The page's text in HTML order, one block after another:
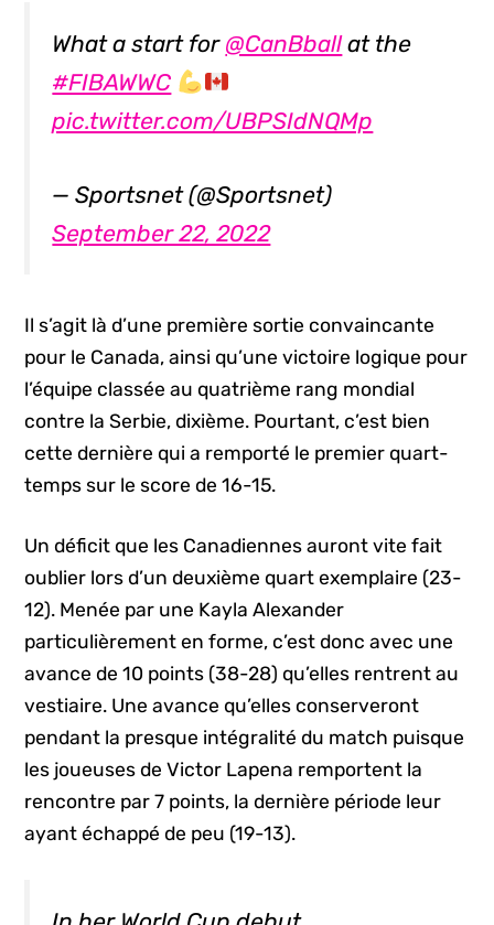
What a start for @CanBballat the
#FIBAWWC
pic.twitter.com/UBPSIdNQMp
— Sportsnet (@Sportsnet)
September 22, 2022
Il s’agit là d’une première sortie convaincante
pour le Canada, ainsi qu’une victoire logique pour
l’équipe classée au quatrième rang mondial
contre la Serbie, dixième. Pourtant, c’est bien
cette dernière qui a remporté le premier quart-
temps sur le score de 16-15.
Un déficit que les Canadiennes auront vite fait
oublier lors d’un deuxième quart exemplaire (23-
12). Menée par une Kayla Alexander
particulièrement en forme, c’est donc avec une
avance de 10 points (38-28) qu’elles rentrent au
vestiaire. Une avance qu’elles conserveront
pendant la presque intégralité du match puisque
les joueuses de Victor Lapena remportent la
rencontre par 7 points, la dernière période leur
ayant échappé de peu (19-13).